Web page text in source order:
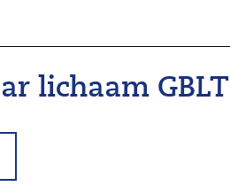
lichaam GBLT